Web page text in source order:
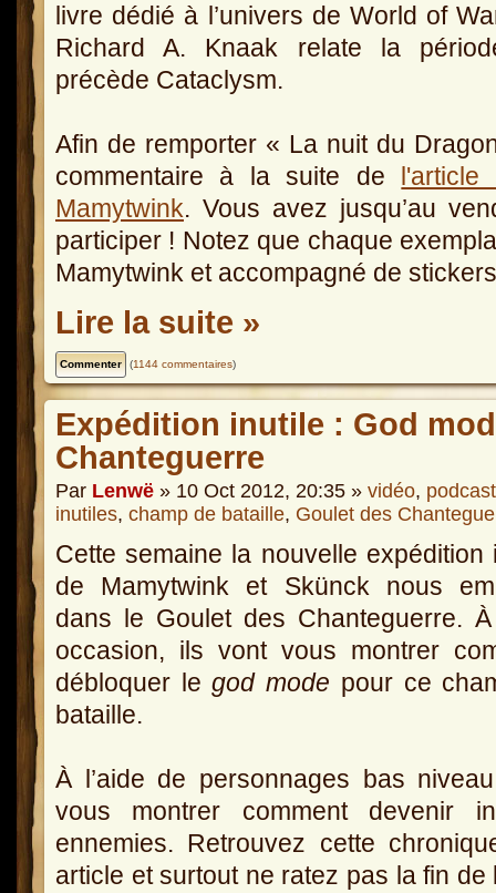
livre dédié à l’univers de World of
Richard A. Knaak relate la
précède Cataclysm.
Afin de remporter « La nuit du
commentaire à la suite de
Mamytwink. Vous avez jusqu’au
participer ! Notez que chaque
Mamytwink et accompagné de
Lire la suite »
(1144 commentaires)
Expédition inutile : God
Chanteguerre
Par Lenwë » 10 Oct 2012, 20:35 » vidéo, podcast
inutiles, champ de bataille, Goulet des
Cette semaine la nouvelle expédition
de Mamytwink et Skünck nous
dans le Goulet des Chanteguerre.
occasion, ils vont vous montrer
débloquer legod mode pour ce
bataille.
À l’aide de personnages bas
vous montrer comment devenir
ennemies. Retrouvez cette
article et surtout ne ratez pas la fin